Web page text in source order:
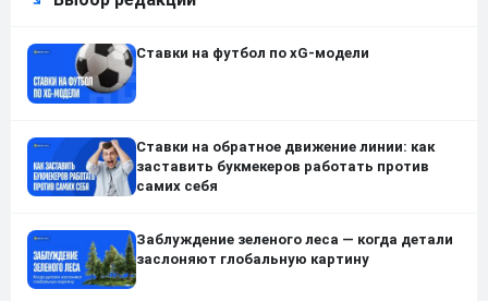
Ставки на футбол по xG-модели
Ставки на обратное движение линии: как
заставить букмекеров работать против
самих себя
Заблуждение зеленого леса — когда детали
заслоняют глобальную картину